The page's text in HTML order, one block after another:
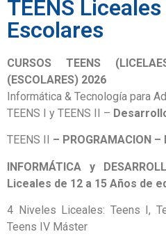
TEENS
Escolares
CURSOS TEENS
(ESCOLARES) 2026
Informática & Tecnología para
TEENS I y TEENS II –
TEENS II – PROGRAMACION –
INFORMÁTICA y
Liceales de 12 a 15 Años de
4 Niveles Liceales: Teens I,
Teens IV Máster